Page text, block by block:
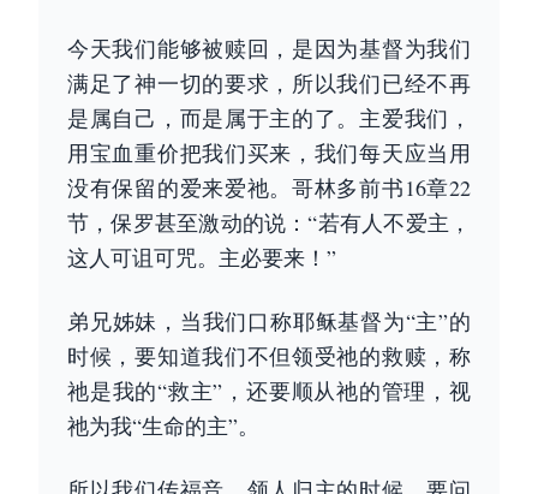
今天我们能够被赎回，是因为基督为我们
满足了神一切的要求，所以我们已经不再
是属自己，而是属于主的了。主爱我们，
用宝血重价把我们买来，我们每天应当用
没有保留的爱来爱祂。哥林多前书16章22
节，保罗甚至激动的说：“若有人不爱主，
这人可诅可咒。主必要来！”
弟兄姊妹，当我们口称耶稣基督为“主”的
时候，要知道我们不但领受祂的救赎，称
祂是我的“救主”，还要顺从祂的管理，视
祂为我“生命的主”。